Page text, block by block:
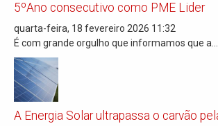
5ºAno consecutivo como PME Lider
quarta-feira, 18 fevereiro 2026 11:32
É com grande orgulho que informamos que a...
A Energia Solar ultrapassa o carvão